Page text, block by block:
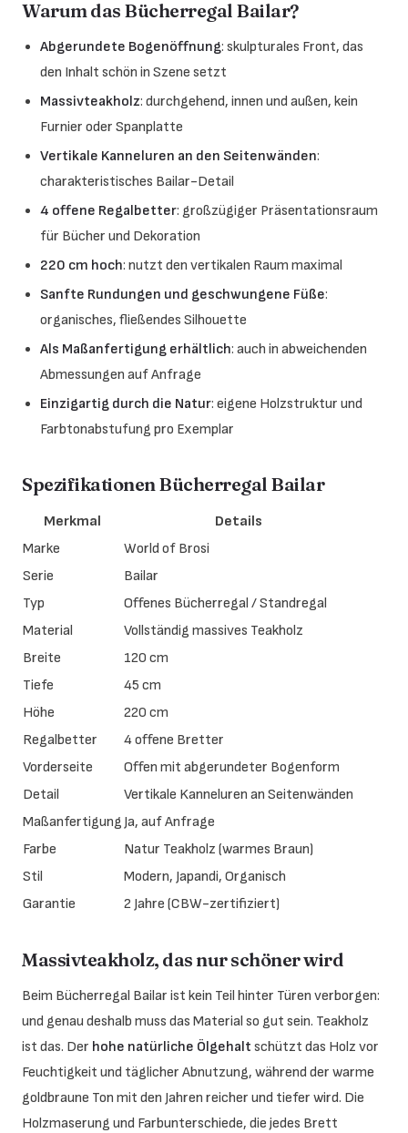
Warum das Bücherregal Bailar?
Abgerundete Bogenöffnung: skulpturales Front, das
den Inhalt schön in Szene setzt
Massivteakholz: durchgehend, innen und außen, kein
Furnier oder Spanplatte
Vertikale Kanneluren an den Seitenwänden:
charakteristisches Bailar-Detail
4 offene Regalbetter: großzügiger Präsentationsraum
für Bücher und Dekoration
220 cm hoch: nutzt den vertikalen Raum maximal
Sanfte Rundungen und geschwungene Füße:
organisches, fließendes Silhouette
Als Maßanfertigung erhältlich: auch in abweichenden
Abmessungen auf Anfrage
Einzigartig durch die Natur: eigene Holzstruktur und
Farbtonabstufung pro Exemplar
Spezifikationen Bücherregal Bailar
Merkmal
Details
Marke
World of Brosi
Serie
Bailar
Typ
Offenes Bücherregal / Standregal
Material
Vollständig massives Teakholz
Breite
120 cm
Tiefe
45 cm
Höhe
220 cm
Regalbetter
4 offene Bretter
Vorderseite
Offen mit abgerundeter Bogenform
Detail
Vertikale Kanneluren an Seitenwänden
Maßanfertigung Ja, auf Anfrage
Farbe
Natur Teakholz (warmes Braun)
Stil
Modern, Japandi, Organisch
Garantie
2 Jahre (CBW-zertifiziert)
Massivteakholz, das nur schöner wird
Beim Bücherregal Bailar ist kein Teil hinter Türen verborgen:
und genau deshalb muss das Material so gut sein. Teakholz
ist das. Der hohe natürliche Ölgehalt schützt das Holz vor
Feuchtigkeit und täglicher Abnutzung, während der warme
goldbraune Ton mit den Jahren reicher und tiefer wird. Die
Holzmaserung und Farbunterschiede, die jedes Brett